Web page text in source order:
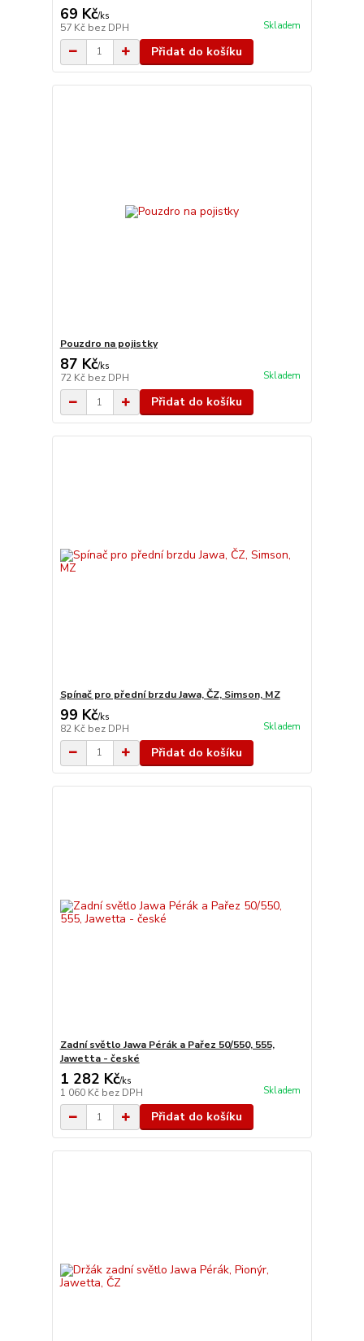
69 Kč/ks
57 Kč bez DPH Skladem
Přidat do košíku
Pouzdro na pojistky
87 Kč/ks
72 Kč bez DPH Skladem
Přidat do košíku
Spínač pro přední brzdu Jawa, ČZ, Simson, MZ
99 Kč/ks
82 Kč bez DPH Skladem
Přidat do košíku
Zadní světlo Jawa Pérák a Pařez 50/550, 555,
Jawetta - české
1 282 Kč/ks
1 060 Kč bez DPH Skladem
Přidat do košíku